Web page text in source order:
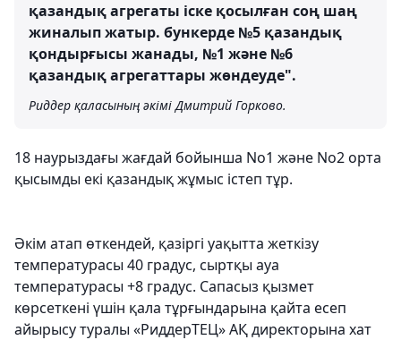
қазандық агрегаты іске қосылған соң шаң
жиналып жатыр. бункерде №5 қазандық
қондырғысы жанады, №1 және №6
қазандық агрегаттары жөндеуде".
Риддер қаласының әкімі Дмитрий Горково.
18 наурыздағы жағдай бойынша No1 және No2 орта
қысымды екі қазандық жұмыс істеп тұр.
Әкім атап өткендей, қазіргі уақытта жеткізу
температурасы 40 градус, сыртқы ауа
температурасы +8 градус. Сапасыз қызмет
көрсеткені үшін қала тұрғындарына қайта есеп
айырысу туралы «РиддерТЕЦ» АҚ директорына хат